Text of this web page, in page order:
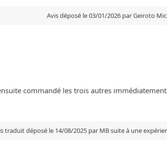
Avis déposé le 03/01/2026 par Geiroto
commandé les trois autres
traduit déposé le 14/08/2025 par MB suite à une